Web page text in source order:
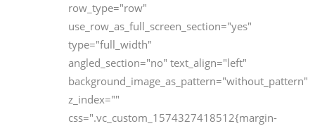
row_type="row"
use_row_as_full_screen_section="yes"
type="full_width"
angled_section="no" text_align="left"
background_image_as_pattern="without_pattern"
z_index=""
css=".vc_custom_1574327418512{margin-